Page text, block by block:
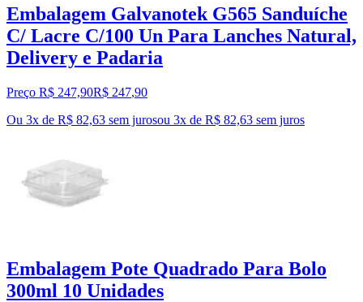
Embalagem Galvanotek G565 Sanduíche
C/ Lacre C/100 Un Para Lanches Natural,
Delivery e Padaria
Preço R$ 247,90R$ 247,90
Ou 3x de R$ 82,63 sem jurosou 3x de R$ 82,63 sem juros
Embalagem Pote Quadrado Para Bolo
300ml 10 Unidades